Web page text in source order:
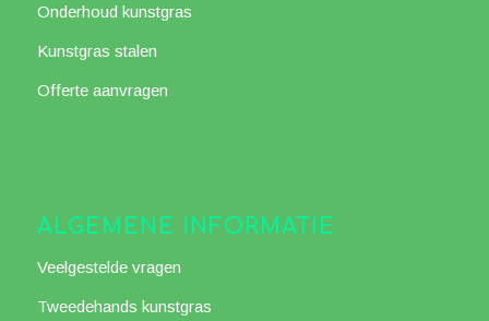
Onderhoud kunstgras
Kunstgras stalen
Offerte aanvragen
ALGEMENE INFORMATIE
Veelgestelde vragen
Tweedehands kunstgras